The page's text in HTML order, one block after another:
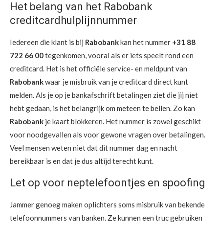
Het belang van het Rabobank
creditcardhulplijnnummer
Iedereen die klant is bij Rabobankkan het nummer +31 88
722 66 00tegenkomen, vooral als er iets speelt rond een
creditcard. Het is het officiële service- en meldpunt van
Rabobankwaar je misbruik van je creditcard direct kunt
melden. Als je op je bankafschrift betalingen ziet die jij niet
hebt gedaan, is het belangrijk om meteen te bellen. Zo kan
Rabobank je kaart blokkeren. Het nummer is zowel geschikt
voor noodgevallen als voor gewone vragen over betalingen.
Veel mensen weten niet dat dit nummer dag en nacht
bereikbaar is en dat je dus altijd terecht kunt.
Let op voor neptelefoontjes en spoofing
Jammer genoeg maken oplichters soms misbruik van bekende
telefoonnummers van banken. Ze kunnen een truc gebruiken